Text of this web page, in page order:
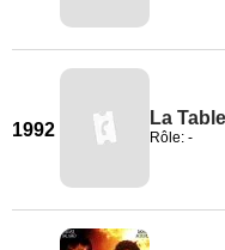
1992
La
Rôle: -